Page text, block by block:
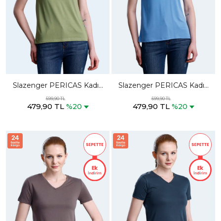
Slazenger PERICAS Kadın
V Yaka Açık Yeşil Tişört
599,90 TL
479,90 TL %20
Slazenger PERICAS Kadın
V Yaka Mavi Tişört
599,90 TL
479,90 TL %20